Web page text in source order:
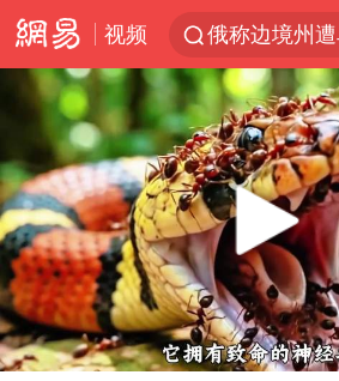
视频
杭州机场已
白海豚北上
美将每月供
Play
00:00